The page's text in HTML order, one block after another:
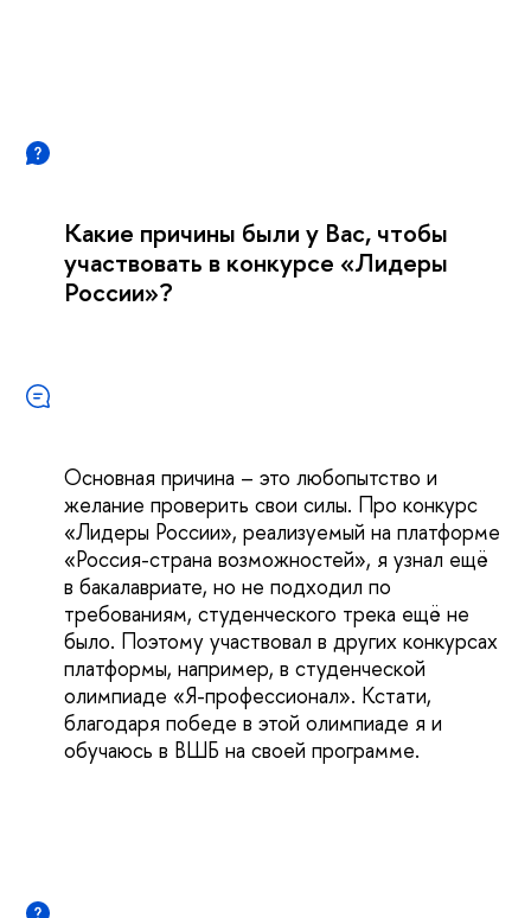
Какие причины были у Вас, чтобы
участвовать в конкурсе «Лидеры
России»?
Основная причина – это любопытство и
желание проверить свои силы. Про конкурс
«Лидеры России», реализуемый на платформе
«Россия-страна возможностей», я узнал ещё
в бакалавриате, но не подходил по
требованиям, студенческого трека ещё не
было. Поэтому участвовал в других конкурсах
платформы, например, в студенческой
олимпиаде «Я-профессионал». Кстати,
благодаря победе в этой олимпиаде я и
обучаюсь в ВШБ на своей программе.